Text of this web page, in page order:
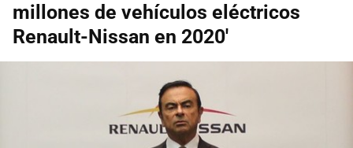
millones de vehículos eléctricos
Renault-Nissan en 2020'